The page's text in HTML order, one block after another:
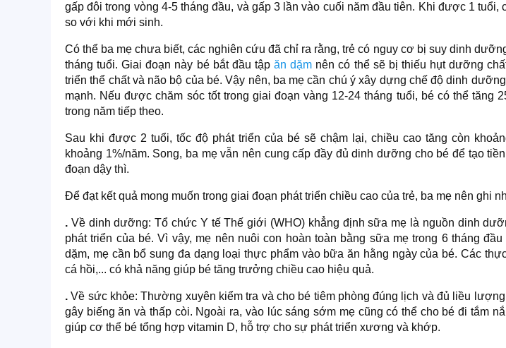
gấp đôi trong vòng 4-5 tháng đầu, và gấp 3 lần vào cuối năm đầu tiên. Khi được 1 tuổi,
so với khi mới sinh.
Có thể ba mẹ chưa biết, các nghiên cứu đã chỉ ra rằng, trẻ có nguy cơ bị suy dinh
tháng tuổi. Giai đoạn này bé bắt đầu tậpăn dặm nên có thể sẽ bị thiếu hụt dưỡng
triển thể chất và não bộ của bé. Vậy nên, ba mẹ cần chú ý xây dựng chế độ dinh
mạnh. Nếu được chăm sóc tốt trong giai đoạn vàng 12-24 tháng tuổi, bé có thể tăng
trong năm tiếp theo.
Sau khi được 2 tuổi, tốc độ phát triển của bé sẽ chậm lại, chiều cao tăng còn
khoảng 1%/năm. Song, ba mẹ vẫn nên cung cấp đầy đủ dinh dưỡng cho bé để tạo
đoạn dậy thì.
Để đạt kết quả mong muốn trong giai đoạn phát triển chiều cao của trẻ, ba mẹ nên ghi
. Về dinh dưỡng: Tổ chức Y tế Thế giới (WHO) khẳng định sữa mẹ là nguồn dinh
phát triển của bé. Vì vậy, mẹ nên nuôi con hoàn toàn bằng sữa mẹ trong 6 tháng
dặm, mẹ cần bổ sung đa dạng loại thực phẩm vào bữa ăn hằng ngày của bé. Các
cá hồi,... có khả năng giúp bé tăng trưởng chiều cao hiệu quả.
.Về sức khỏe: Thường xuyên kiểm tra và cho bé tiêm phòng đúng lịch và đủ liều
gây biếng ăn và thấp còi. Ngoài ra, vào lúc sáng sớm mẹ cũng có thể cho bé đi tắm
giúp cơ thể bé tổng hợp vitamin D, hỗ trợ cho sự phát triển xương và khớp.